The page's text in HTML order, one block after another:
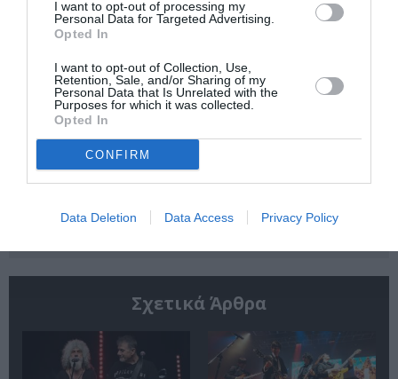
I want to opt-out of processing my
Personal Data for Targeted Advertising.
Opted In
I want to opt-out of Collection, Use,
Retention, Sale, and/or Sharing of my
Personal Data that Is Unrelated with the
Purposes for which it was collected.
Opted In
CONFIRM
Data Deletion Data Access Privacy Policy
Newsletter
Κάθε βδομάδα στο e-mail σας τα τελευταία νέα για
την Τέχνη και τον Πολιτισμό!
Σχετικά Άρθρα